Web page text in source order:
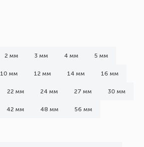
2 мм 3 мм 4 мм 5 мм
10 мм 12 мм 14 мм 16 мм
22 мм 24 мм 27 мм 30 мм
42 мм 48 мм 56 мм